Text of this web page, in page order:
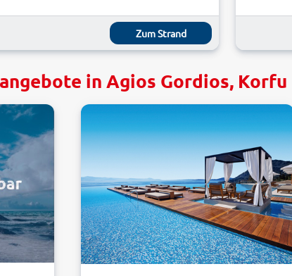
Zum Strand
in Agios Gordios, Korfu